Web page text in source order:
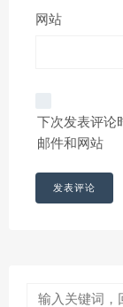
网站
下次发表评
邮件和网站